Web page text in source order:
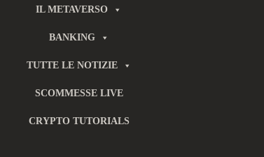
IL METAVERSO
BANKING
TUTTE LE NOTIZIE
SCOMMESSE LIVE
CRYPTO TUTORIALS